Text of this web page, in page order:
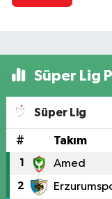
Süper Lig
Süper Lig
# Takım
1 Amed
2